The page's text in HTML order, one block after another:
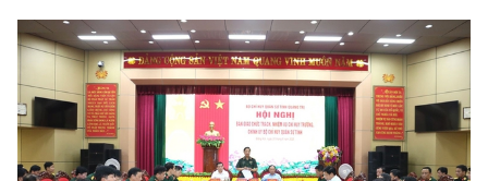
Doanh nghiệp dân tộc
Video
Photo